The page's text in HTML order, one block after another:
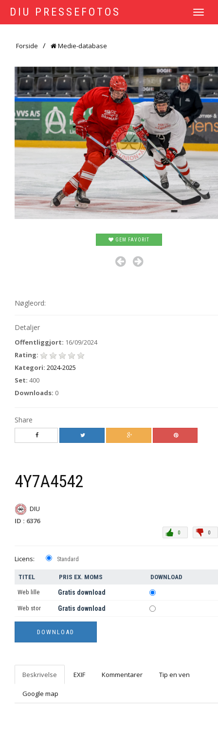
DIU PRESSEFOTOS
TOGGLE
Forside Medie-database
GEM FAVORIT
Nøgleord:
Detaljer
Offentliggjort: 16/09/2024
Rating:
Kategori: 2024-2025
Set: 400
Downloads: 0
Share
4Y7A4542
DIU
ID : 6376
0
0
Licens: Standard
TITEL PRIS EX. MOMS DOWNLOAD
Web lille Gratis download
Web stor Gratis download
Beskrivelse EXIF Kommentarer Tip en ven
Google map